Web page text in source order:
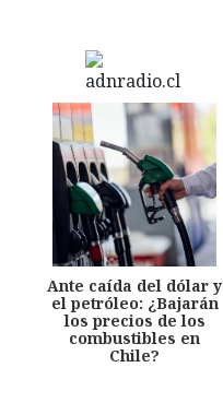
Ante caída del dólar y
el petróleo: ¿Bajarán
los precios de los
combustibles en
Chile?